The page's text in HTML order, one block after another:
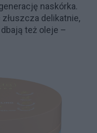
naskórka.
delikatnie,
też oleje –